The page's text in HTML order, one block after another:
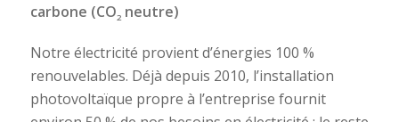
carbone (CO2neutre)
Notre électricité provient d’énergies 100 %
renouvelables. Déjà depuis 2010, l’installation
photovoltaïque propre à l’entreprise fournit